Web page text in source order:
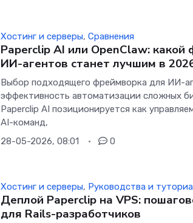
Хостинг и серверы,Сравнения
Paperclip AI или OpenClaw:
ИИ-агентов станет лучшим в
Выбор подходящего фреймворка для ИИ-
эффективность автоматизации сложных
Paperclip AI позиционируется как
AI-команд,
28-05-2026, 08:01
0
Хостинг и серверы, Руководства и
Деплой Paperclip на VPS:
для Rails-разработчиков